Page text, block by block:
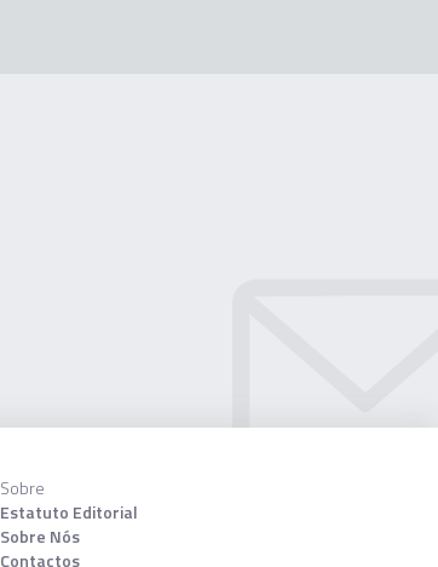
Sobre
Estatuto Editorial
Sobre Nós
Contactos